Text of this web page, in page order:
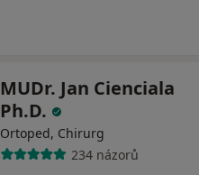
MUDr. Jan Cienciala
Ph.D.
Ortoped, Chirurg
234 názorů